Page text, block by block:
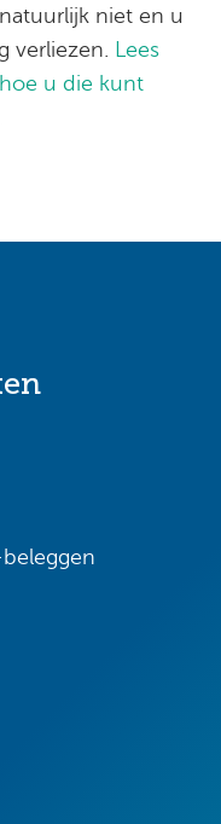
niet en u
verliezen. Lees
u die kunt